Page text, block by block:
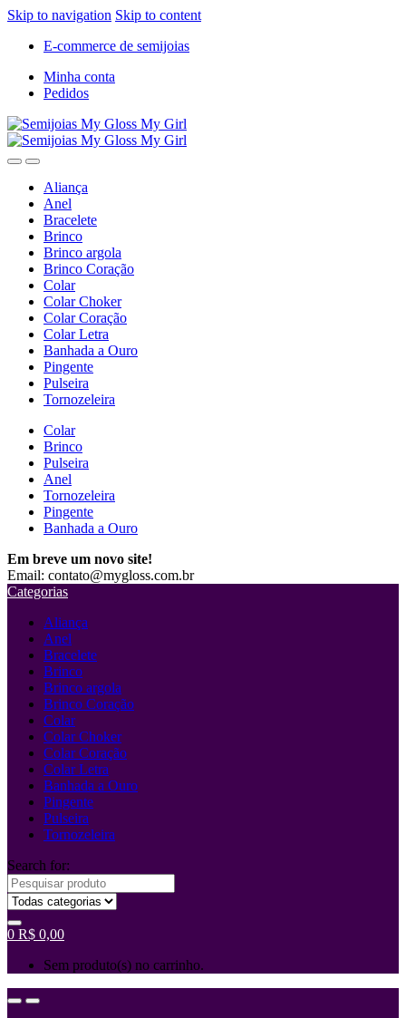
Skip to navigation Skip to content
E-commerce de semijoias
Minha conta
Pedidos
Aliança
Anel
Bracelete
Brinco
Brinco argola
Brinco Coração
Colar
Colar Choker
Colar Coração
Colar Letra
Banhada a Ouro
Pingente
Pulseira
Tornozeleira
Colar
Brinco
Pulseira
Anel
Tornozeleira
Pingente
Banhada a Ouro
Em breve um novo site!
Email: contato@mygloss.com.br
Categorias
Aliança
Anel
Bracelete
Brinco
Brinco argola
Brinco Coração
Colar
Colar Choker
Colar Coração
Colar Letra
Banhada a Ouro
Pingente
Pulseira
Tornozeleira
Search for:
0 R$ 0,00
Sem produto(s) no carrinho.